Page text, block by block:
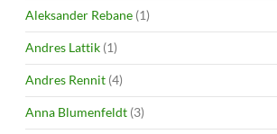
Aleksander Rebane (1)
Andres Lattik (1)
Andres Rennit (4)
Anna Blumenfeldt (3)